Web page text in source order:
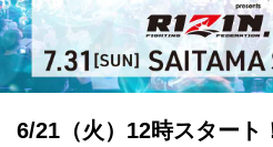
6/21（火）12時スタート